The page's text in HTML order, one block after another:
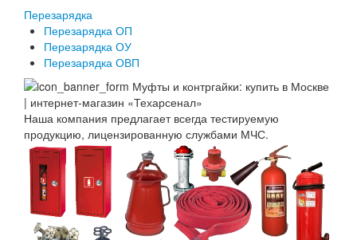
Перезарядка
Перезарядка ОП
Перезарядка ОУ
Перезарядка ОВП
Наша компания предлагает всегда тестируемую
продукцию, лицензированную службами МЧС.